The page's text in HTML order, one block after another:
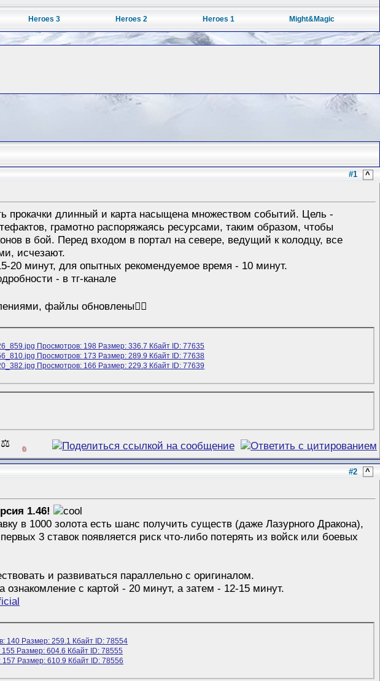
Heroes 3 Heroes 2 Heroes 1 Might&Magic
#1 ^
прокачки длинный и карта насыщена множеством событий. Цель -
грамотно распоряжаясь ресурсами, таким образом, чтобы
в бой. Перед входом в портал на севере, ведущий к колодцу, все
исчезают.
20 минут, для опытных рекомендуемое время - 10 минут.
- в тг-канале
файлы обновлены👌🏻
⚖️ 0
#2 ^
1.46!
в 1000 золота есть шанс получить существ (даже Лазурного Дракона),
3 ставок появляется риск что-либо потерять из войск или боевых
и развиваться параллельно с оригиналом.
с картой - 20 минут, а затем - 12-15 минут.